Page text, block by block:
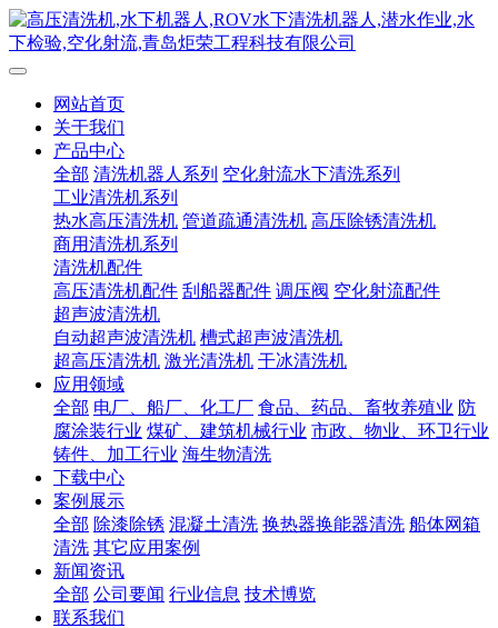
网站首页
关于我们
产品中心
全部 清洗机器人系列 空化射流水下清洗系列
工业清洗机系列
热水高压清洗机 管道疏通清洗机 高压除锈清洗机
商用清洗机系列
清洗机配件
高压清洗机配件 刮船器配件 调压阀 空化射流配件
超声波清洗机
自动超声波清洗机 槽式超声波清洗机
超高压清洗机 激光清洗机 干冰清洗机
应用领域
全部 电厂、船厂、化工厂 食品、药品、畜牧养殖业 防
腐涂装行业 煤矿、建筑机械行业 市政、物业、环卫行业
铸件、加工行业 海生物清洗
下载中心
案例展示
全部 除漆除锈 混凝土清洗 换热器换能器清洗 船体网箱
清洗 其它应用案例
新闻资讯
全部 公司要闻 行业信息 技术博览
联系我们